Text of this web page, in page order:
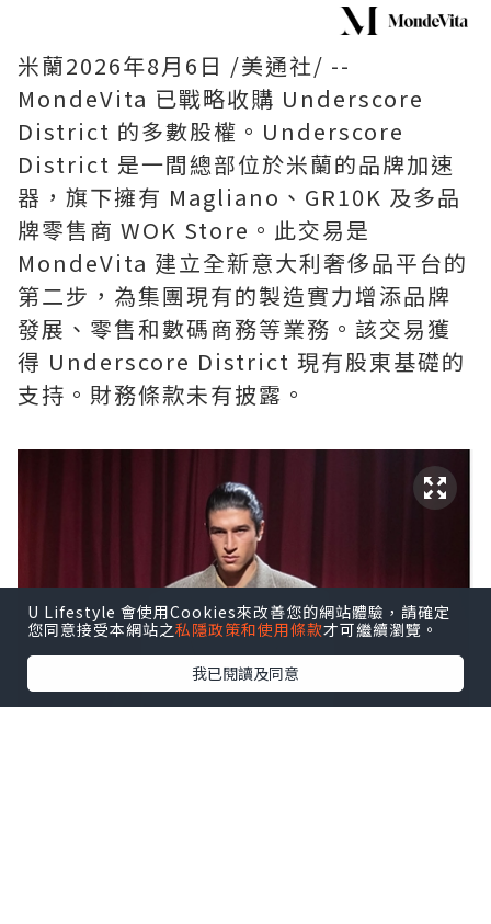
米蘭2026年8月6日 /美通社/ --
MondeVita 已戰略收購 Underscore
District 的多數股權。Underscore
District 是一間總部位於米蘭的品牌加速
器，旗下擁有 Magliano、GR10K 及多品
牌零售商 WOK Store。此交易是
MondeVita 建立全新意大利奢侈品平台的
第二步，為集團現有的製造實力增添品牌
發展、零售和數碼商務等業務。該交易獲
得 Underscore District 現有股東基礎的
支持。財務條款未有披露。
U Lifestyle 會使用Cookies來改善您的網站體驗，請確定
您同意接受本網站之私隱政策和使用條款才可繼續瀏覽。
我已閱讀及同意